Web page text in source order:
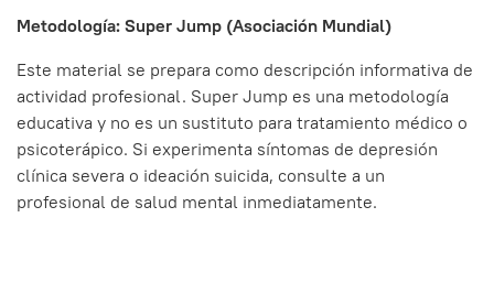
Metodología: Super Jump (Asociación Mundial)
Este material se prepara como descripción informativa de
actividad profesional. Super Jump es una metodología
educativa y no es un sustituto para tratamiento médico o
psicoterápico. Si experimenta síntomas de depresión
clínica severa o ideación suicida, consulte a un
profesional de salud mental inmediatamente.